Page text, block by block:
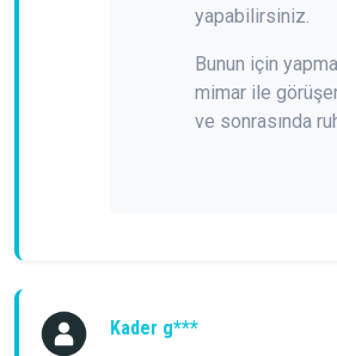
yapabilirsiniz.
Bunun için
mimar ile
ve sonrasında
Kader g***